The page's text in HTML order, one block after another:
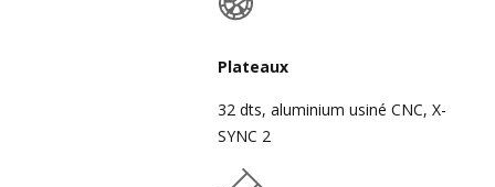
Plateaux
32 dts, aluminium usiné CNC, X-
SYNC 2